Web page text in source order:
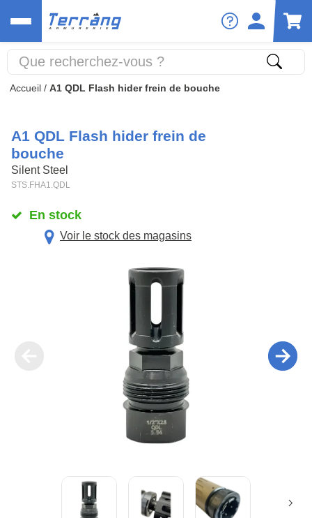
Accueil / A1 QDL Flash hider frein de bouche
A1 QDL Flash hider frein de
bouche
Silent Steel
STS.FHA1.QDL
En stock
Voir le stock des magasins